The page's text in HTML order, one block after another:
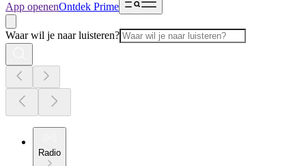
App openenOntdek Prime
Waar wil je naar luisteren?
Radio